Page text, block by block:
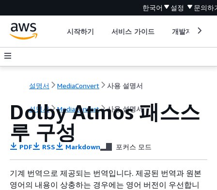
한국어 설정 문의하
시작하기 서비스 가이드 개발자 도구
설명서 MediaConvert 사용 설명서
설명서 MediaConvert 사용 설명서
Dolby Atmos 패스스
루 구성
PDF RSS Markdown 포커스 모드
기계 번역으로 제공되는 번역입니다. 제공된 번역과 원본
영어의 내용이 상충하는 경우에는 영어 버전이 우선합니